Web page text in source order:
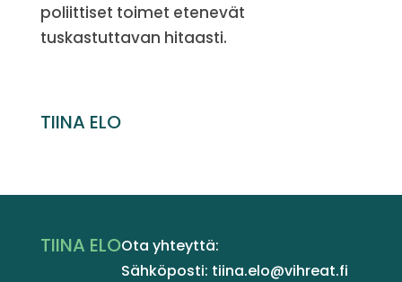
poliittiset toimet etenevät
tuskastuttavan hitaasti.
TIINA ELO
TIINA ELOOta yhteyttä:
Sähköposti: tiina.elo@vihreat.fi